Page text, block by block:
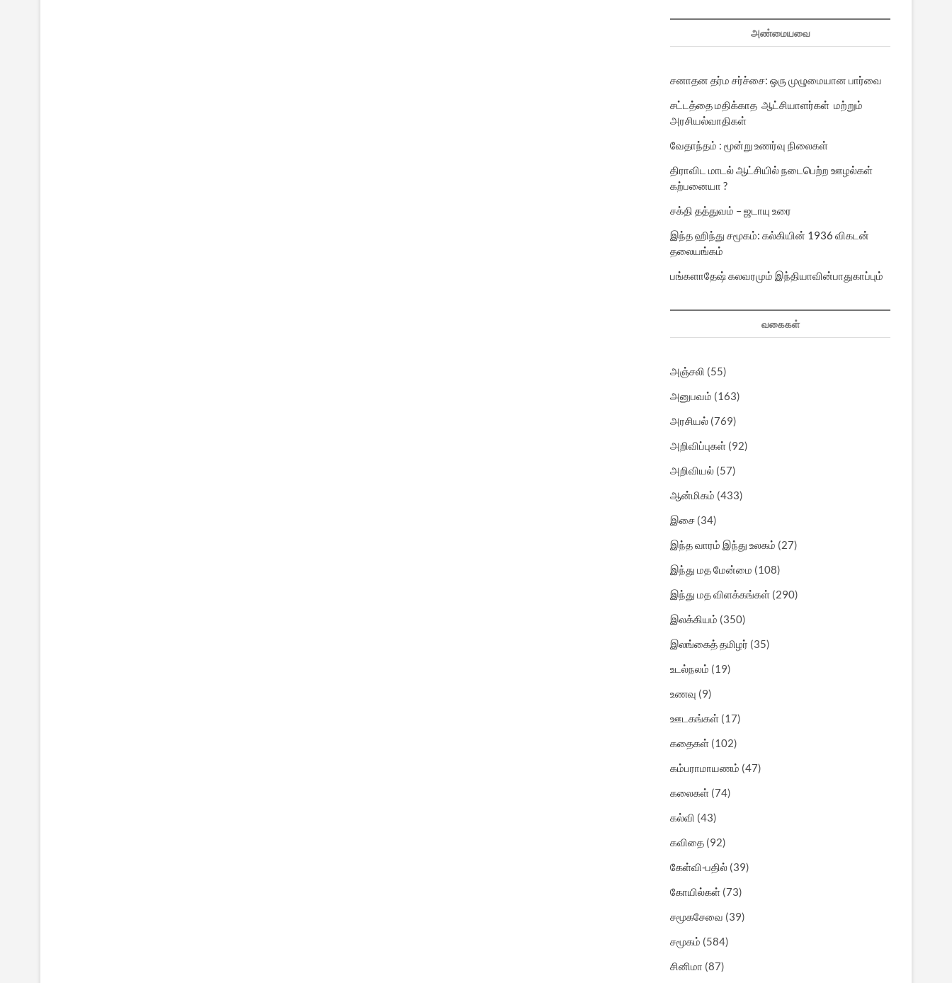
அண்மையவை
சனாதன தர்ம சர்ச்சை: ஒரு முழுமையான பார்வை
சட்டத்தை மதிக்காத ஆட்சியாளர்கள் மற்றும்
அரசியல்வாதிகள்
வேதாந்தம் : மூன்று உணர்வு நிலைகள்
திராவிட மாடல் ஆட்சியில் நடைபெற்ற ஊழல்கள்
கற்பனையா ?
சக்தி தத்துவம் – ஜடாயு உரை
இந்த ஹிந்து சமூகம்: கல்கியின் 1936 விகடன்
தலையங்கம்
பங்களாதேஷ் கலவரமும் இந்தியாவின்பாதுகாப்பும்
வகைகள்
அஞ்சலி (55)
அனுபவம் (163)
அரசியல் (769)
அறிவிப்புகள் (92)
அறிவியல் (57)
ஆன்மிகம் (433)
இசை (34)
இந்த வாரம் இந்து உலகம் (27)
இந்து மத மேன்மை (108)
இந்து மத விளக்கங்கள் (290)
இலக்கியம் (350)
இலங்கைத் தமிழர் (35)
உடல்நலம் (19)
உணவு (9)
ஊடகங்கள் (17)
கதைகள் (102)
கம்பராமாயணம் (47)
கலைகள் (74)
கல்வி (43)
கவிதை (92)
கேள்வி-பதில் (39)
கோயில்கள் (73)
சமூகசேவை (39)
சமூகம் (584)
சினிமா (87)